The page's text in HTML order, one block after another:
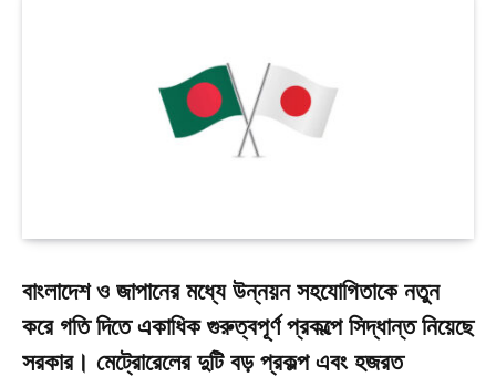
বাংলাদেশ ও জাপানের মধ্যে উন্নয়ন সহযোগিতাকে নতুন
করে গতি দিতে একাধিক গুরুত্বপূর্ণ প্রকল্পে সিদ্ধান্ত নিয়েছে
সরকার। মেট্রোরেলের দুটি বড় প্রকল্প এবং হজরত